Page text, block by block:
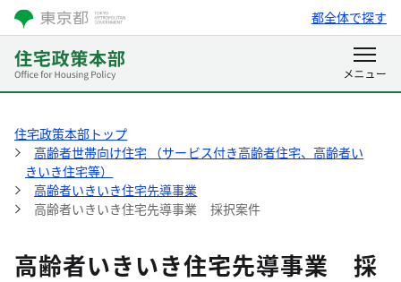
都全体で探す
住宅政策本部トップ
高齢者世帯向け住宅 （サービス付き高齢者住宅、高齢者い
きいき住宅等）
高齢者いきいき住宅先導事業
高齢者いきいき住宅先導事業 採択案件
高齢者いきいき住宅先導事業 採